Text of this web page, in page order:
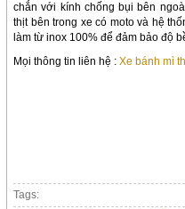
chắn với kính chống bụi bên
thịt bên trong xe có moto và hệ
làm từ inox 100% để đảm bảo độ
Mọi thông tin liên hệ :Xe bánh mì
Tags: